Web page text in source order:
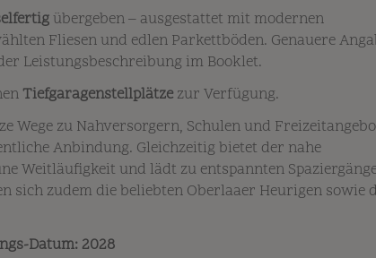
übergeben – ausgestattet mit modernen
Fliesen und edlen Parkettböden. Genauere
Leistungsbeschreibung im Booklet.
Tiefgaragenstellplätze zur Verfügung.
Wege zu Nahversorgern, Schulen und
Anbindung. Gleichzeitig bietet der nahe
Weitläufigkeit und lädt zu entspannten
sich zudem die beliebten Oberlaaer Heurigen sowie
Datum: 2028